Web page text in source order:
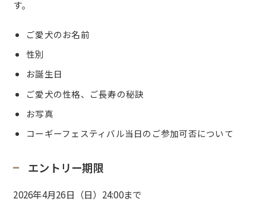
す。
ご愛犬のお名前
性別
お誕生日
ご愛犬の性格、ご長寿の秘訣
お写真
コーギーフェスティバル当日のご参加可否について
エントリー期限
2026年4月26日（日）24:00まで